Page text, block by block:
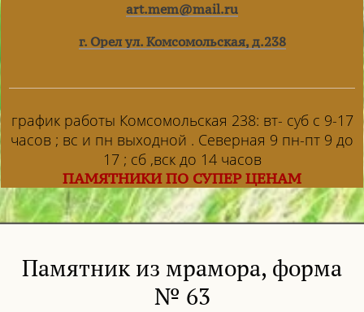
art.mem@mail.ru
г. Орел ул. Комсомольская, д.238
график работы Комсомольская 238: вт- суб с 9-17
часов ; вс и пн выходной . Северная 9 пн-пт 9 до
17 ; сб ,вск до 14 часов
ПАМЯТНИКИ ПО СУПЕР ЦЕНАМ
Памятник из мрамора, форма
№ 63